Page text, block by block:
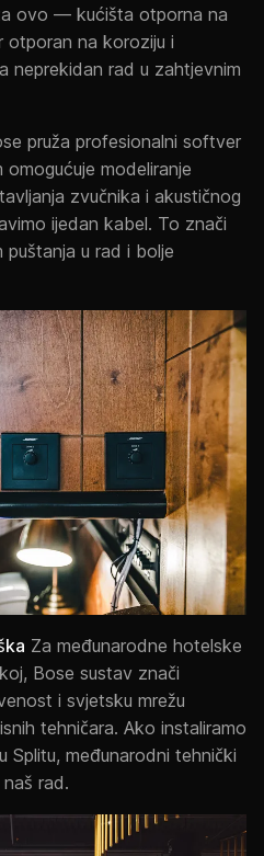
ovo — kućišta otporna na
otporan na koroziju i
neprekidan rad u zahtjevnim
pruža profesionalni softver
modeliranje
zvučnika i akustičnog
ijedan kabel. To znači
puštanja u rad i bolje
Za međunarodne hotelske
Bose sustav znači
i svjetsku mrežu
tehničara. Ako instaliramo
međunarodni tehnički
rad.